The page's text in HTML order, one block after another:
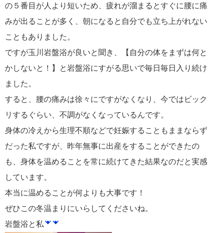
の５番目が人より短いため、疲れが溜まるとすぐに腰に痛
みが出ることが多く、朝になると自分でも立ち上がれない
こともありました。
ですが玉川岩盤浴が良いと聞き、【自分の体をまずは何と
かしないと！】と岩盤浴にすがる思いで毎日毎日入り続け
ました。
すると、腰の痛みは徐々にですがなくなり、今ではビック
リするぐらい、不調がなくなっているんです。
身体の冷えから生理不順などで妊娠することもままならず
だった私ですが、昨年無事に出産をすることができたの
も、身体を温めることを常に続けてきた結果なのだと実感
しています。
本当に温めることが何よりも大事です！
ぜひこの冬温まりにいらしてくださいね。
岩盤浴と私